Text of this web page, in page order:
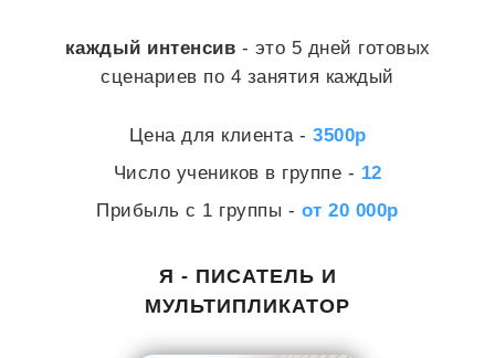
каждый интенсив - это 5 дней готовых
сценариев по 4 занятия каждый
Цена для клиента - 3500р
Число учеников в группе - 12
Прибыль с 1 группы - от 20 000р
Я - ПИСАТЕЛЬ И
МУЛЬТИПЛИКАТОР